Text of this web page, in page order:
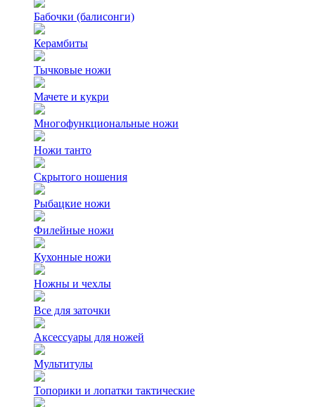
Бабочки (балисонги)
Керамбиты
Тычковые ножи
Мачете и кукри
Многофункциональные ножи
Ножи танто
Скрытого ношения
Рыбацкие ножи
Филейные ножи
Кухонные ножи
Ножны и чехлы
Все для заточки
Аксессуары для ножей
Мультитулы
Топорики и лопатки тактические